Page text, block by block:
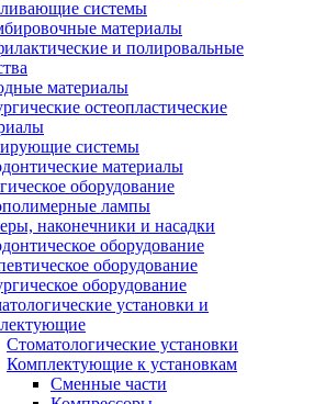
системы
материалы
и полировальные
материалы
остеопластические
системы
материалы
оборудование
лампы
наконечники и насадки
оборудование
оборудование
оборудование
установки и
Стоматологические установки
Комплектующие к установкам
Сменные части